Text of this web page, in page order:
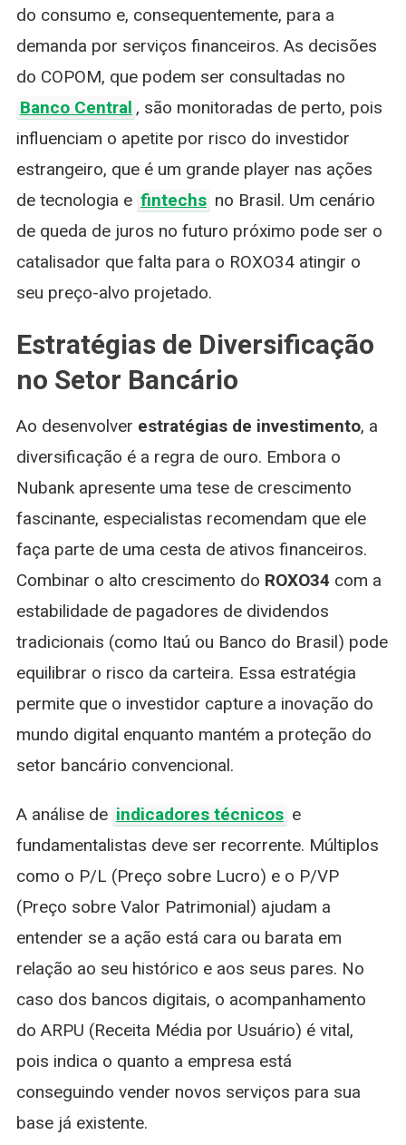
do consumo e, consequentemente, para a
demanda por serviços financeiros. As decisões
do COPOM, que podem ser consultadas no
Banco Central , são monitoradas de perto, pois
influenciam o apetite por risco do investidor
estrangeiro, que é um grande player nas ações
de tecnologia e fintechs no Brasil. Um cenário
de queda de juros no futuro próximo pode ser o
catalisador que falta para o ROXO34 atingir o
seu preço-alvo projetado.
Estratégias de Diversificação
no Setor Bancário
Ao desenvolver estratégias de investimento, a
diversificação é a regra de ouro. Embora o
Nubank apresente uma tese de crescimento
fascinante, especialistas recomendam que ele
faça parte de uma cesta de ativos financeiros.
Combinar o alto crescimento do ROXO34 com a
estabilidade de pagadores de dividendos
tradicionais (como Itaú ou Banco do Brasil) pode
equilibrar o risco da carteira. Essa estratégia
permite que o investidor capture a inovação do
mundo digital enquanto mantém a proteção do
setor bancário convencional.
A análise de indicadores técnicos e
fundamentalistas deve ser recorrente. Múltiplos
como o P/L (Preço sobre Lucro) e o P/VP
(Preço sobre Valor Patrimonial) ajudam a
entender se a ação está cara ou barata em
relação ao seu histórico e aos seus pares. No
caso dos bancos digitais, o acompanhamento
do ARPU (Receita Média por Usuário) é vital,
pois indica o quanto a empresa está
conseguindo vender novos serviços para sua
base já existente.